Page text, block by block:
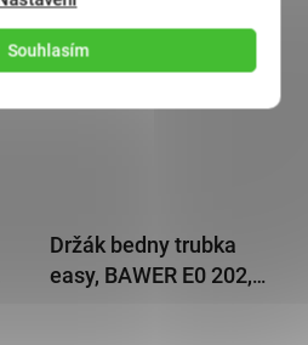
Souhlasím
Držák bedny trubka
easy, BAWER E0 202,